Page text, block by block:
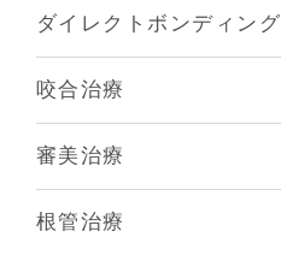
ダイレクトボンディング
咬合治療
審美治療
根管治療